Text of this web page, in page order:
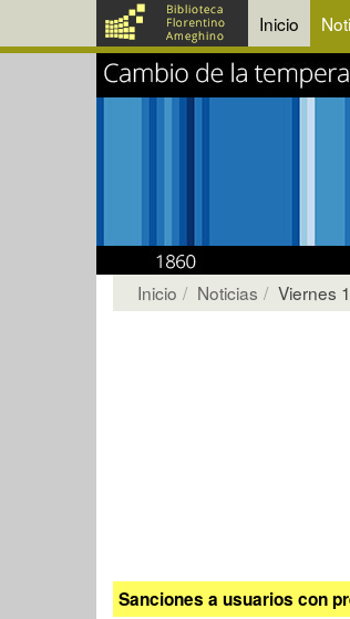
Inicio
Inicio Noticias Viernes
Sanciones a usuarios con